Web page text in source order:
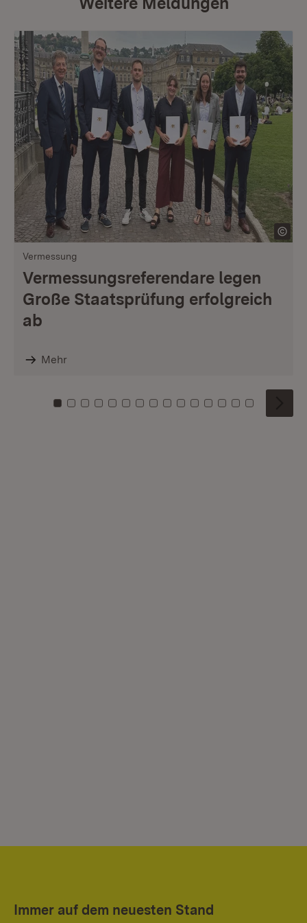
Vermessung
Vermessungsreferendare legen
Große Staatsprüfung erfolgreich
ab
Mehr
Zu Kachel: 0
Zu Kachel: 1
Zu Kachel: 2
Zu Kachel: 3
Zu Kachel: 4
Zu Kachel: 5
Zu Kachel: 6
Zu Kachel: 7
Zu Kachel: 8
Zu Kachel: 9
Zu Kachel: 10
Zu Kachel: 11
Zu Kachel: 12
Zu Kachel:
Zu
Immer auf dem neuesten Stand